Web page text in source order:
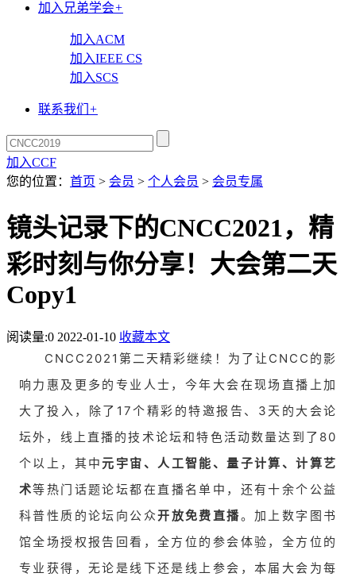
加入兄弟学会+
加入ACM
加入IEEE CS
加入SCS
联系我们 +
加入CCF
您的位置： 首页 > 会员 > 个人会员 > 会员专属
镜头记录下的CNCC2021，精
彩时刻与你分享！大会第二天
Copy1
阅读量:0 2022-01-10 收藏本文
CNCC2021第二天精彩继续！为了让CNCC的影
响力惠及更多的专业人士，今年大会在现场直播上加
大了投入，除了17个精彩的特邀报告、3天的大会论
坛外，线上直播的技术论坛和特色活动数量达到了80
个以上，其中元宇宙、人工智能、量子计算、计算艺
术等热门话题论坛都在直播名单中，还有十余个公益
科普性质的论坛向公众开放免费直播。加上数字图书
馆全场授权报告回看，全方位的参会体验，全方位的
专业获得，无论是线下还是线上参会，本届大会为每